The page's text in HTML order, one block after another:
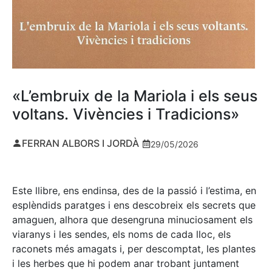
«L’embruix de la Mariola i els seus
voltans. Vivències i Tradicions»
FERRAN ALBORS I JORDÀ 29/05/2026
Este llibre, ens endinsa, des de la passió i l’estima, en
esplèndids paratges i ens descobreix els secrets que
amaguen, alhora que desengruna minuciosament els
viaranys i les sendes, els noms de cada lloc, els
raconets més amagats i, per descomptat, les plantes
i les herbes que hi podem anar trobant juntament